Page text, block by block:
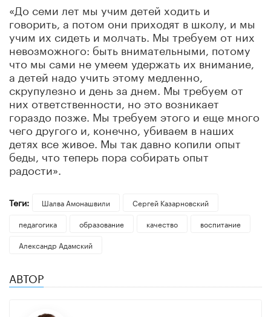
«До семи лет мы учим детей ходить и
говорить, а потом они приходят в школу, и мы
учим их сидеть и молчать. Мы требуем от них
невозможного: быть внимательными, потому
что мы сами не умеем удержать их внимание,
а детей надо учить этому медленно,
скрупулезно и день за днем. Мы требуем от
них ответственности, но это возникает
гораздо позже. Мы требуем этого и еще много
чего другого и, конечно, убиваем в наших
детях все живое. Мы так давно копили опыт
беды, что теперь пора собирать опыт
радости».
Теги: Шалва Амонашвили
Сергей Казарновский
педагогика
образование качество
воспитание
Александр Адамский
АВТОР